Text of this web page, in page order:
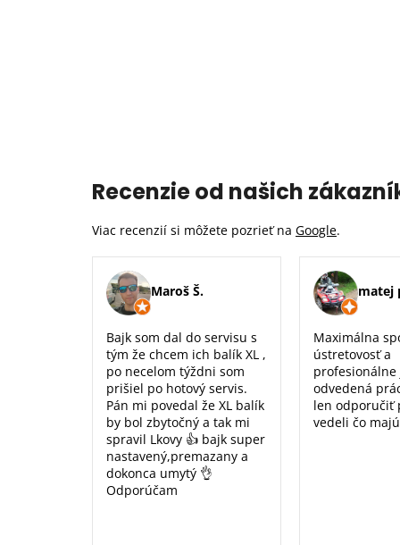
Recenzie od našich
Viac recenzií si môžete pozrieť na Google.
Maroš Š.
Bajk som dal do servisu s
tým že chcem ich balík XL ,
po necelom týždni som
prišiel po hotový servis.
Pán mi povedal že XL balík
by bol zbytočný a tak mi
spravil Lkovy 👍 bajk super
nastavený,premazany a
dokonca umytý 👌
Odporúčam
matej
Maximálna
ústretovosť a
odvedená
len odporučiť
vedeli čo